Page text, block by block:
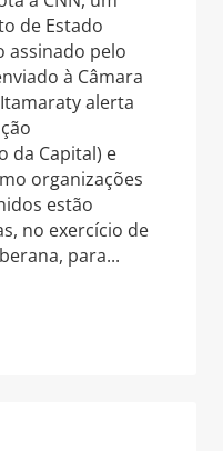
de Estado
assinado pelo
à Câmara
alerta
da Capital) e
organizações
estão
no exercício de
para